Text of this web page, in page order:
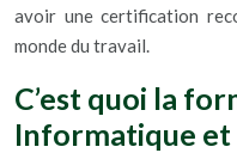
avoir une certification
monde du travail.
C’est quoi la
Informatique et